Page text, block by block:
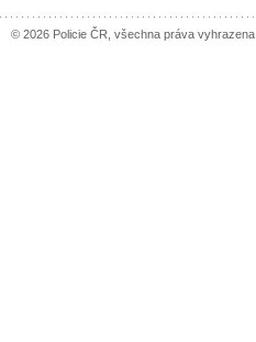
© 2026 Policie ČR, všechna práva vyhrazena